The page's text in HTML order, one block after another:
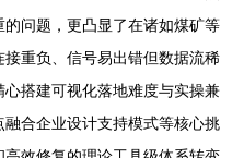
问题，更凸显了在诸如煤矿等
重负、信号易出错但数据流稀
搭建可视化落地难度与实操兼
合企业设计支持模式等核心挑